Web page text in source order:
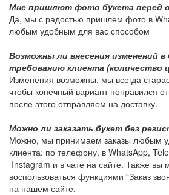
Мне пришлют фото букета перед
Да, мы с радостью пришлем фото в
любым удобным для вас способом
Возможны ли внесения изменений в
требованию клиента (количество
Изменения возможны, мы всегда
чтобы конечный вариант понравился
после этого отправляем на доставку.
Можно ли заказать букет без
Можно, мы принимаем заказы любым
клиента: по телефону, в WhatsApp,
Instagram и в чате на сайте. Также вы
воспользоваться функциями “Заказ
на нашем сайте.